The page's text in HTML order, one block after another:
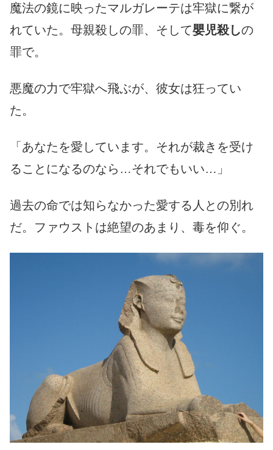
魔法の鏡に映ったマルガレーテは牢獄に繋が
れていた。母親殺しの罪、そして嬰児殺しの
罪で。
悪魔の力で牢獄へ飛ぶが、彼女は狂ってい
た。
「あなたを愛しています。それが裁きを受け
ることになるのなら…それでもいい…」
過去の命では知らなかった愛する人との別れ
だ。ファウストは絶望のあまり、毒を仰ぐ。